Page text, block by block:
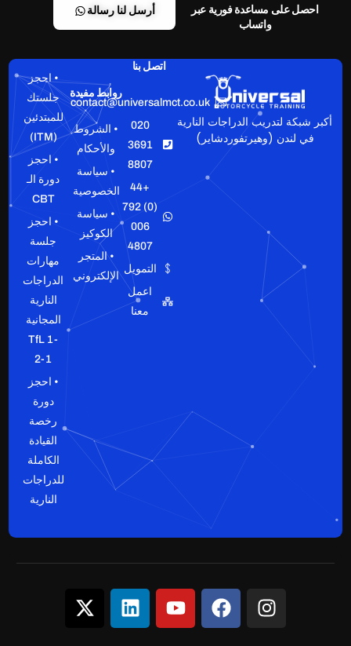
احصل على مساعدة فورية عبر
واتساب
أرسل لنا رسالة
أكبر شبكة لتدريب الدراجات النارية
في لندن (وهيرتفوردشاير)
اتصل بنا
contact@universalmct.co.uk
020
3691
8807
+44
(0) 792
006
4807
التمويل
اعمل
معنا
روابط مفيدة
• الشروط
والأحكام
• سياسة
الخصوصية
• سياسة
الكوكيز
• المتجر
الإلكتروني
• احجز
جلستك
للمبتدئين
(ITM)
• احجز
دورة الـ
CBT
• احجز
جلسة
مهارات
الدراجات
النارية
المجانية
TfL 1-
2-1
• احجز
دورة
رخصة
القيادة
الكاملة
للدراجات
النارية